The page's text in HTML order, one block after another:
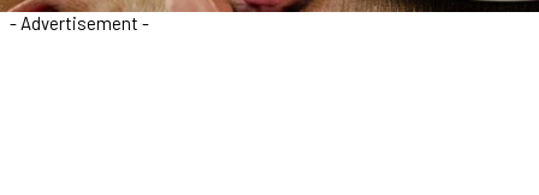
- Advertisement -